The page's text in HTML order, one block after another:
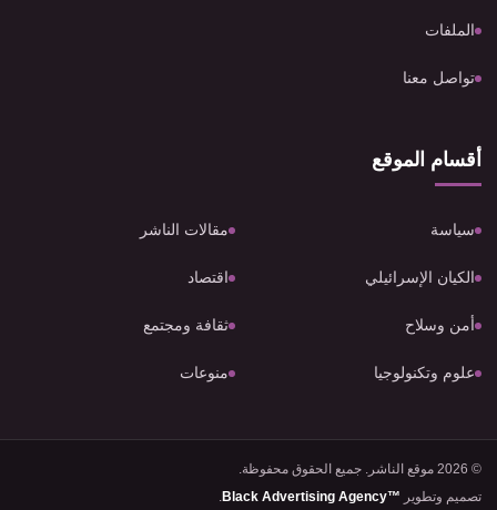
الملفات
تواصل معنا
أقسام الموقع
سياسة مقالات الناشر
الكيان الإسرائيلي اقتصاد
أمن وسلاح ثقافة ومجتمع
علوم وتكنولوجيا منوعات
© 2026 موقع الناشر. جميع الحقوق محفوظة.
تصميم وتطوير Black Advertising Agency™